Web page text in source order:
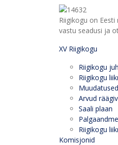
Riigikogu on
vastu seadusi ja
XV Riigikogu
Riigikogu
Riigikogu
Arvud
Saali plaan
Riigikogu
Komisjonid